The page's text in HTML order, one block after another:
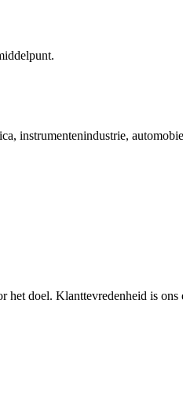
het doel. Klanttevredenheid is